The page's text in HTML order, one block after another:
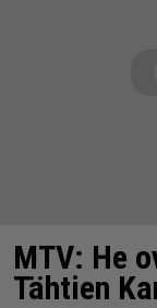
MTV: He
Tähtien